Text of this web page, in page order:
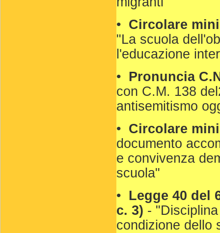
• Circolare
"La scuola
l'educazione
• Pronuncia
con C.M. 138
antisemitismo
• Circolare
documento
e convivenza
scuola"
• Legge 40 del
c. 3) -
condizione dello